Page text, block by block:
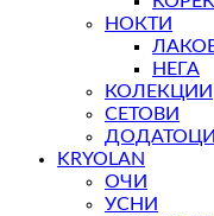
НОКТИ
НЕГА
КОЛЕКЦИИ
СЕТОВИ
ДОДАТОЦИ
KRYOLAN
ОЧИ
УСНИ